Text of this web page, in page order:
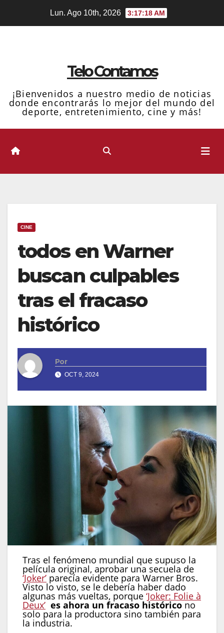
Lun. Ago 10th, 2026 3:17:19 AM
Telo Contamos
¡Bienvenidos a nuestro medio de noticias
donde encontrarás lo mejor del mundo del
deporte, entretenimiento, cine y más!
CINE
todos en Warner
buscan culpables
tras el fracaso
histórico
Por
OCT 9, 2024
Tras el fenómeno mundial que supuso la
película original, aprobar una secuela de
‘Joker’ parecía evidente para Warner Bros.
Visto lo visto, se le debería haber dado
algunas más vueltas, porque ‘Joker: Folie à
Deux’ es ahora un fracaso histórico no
solo para la productora sino también para
la industria.